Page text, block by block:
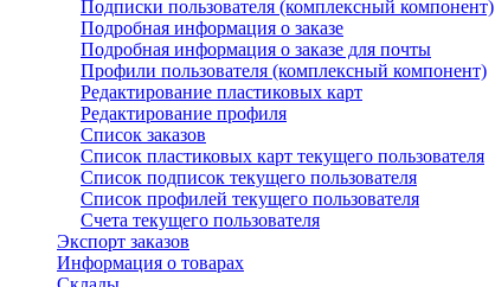
Подписки пользователя (комплексный компонент)
Подробная информация о заказе
Подробная информация о заказе для почты
Профили пользователя (комплексный компонент)
Редактирование пластиковых карт
Редактирование профиля
Список заказов
Список пластиковых карт текущего пользователя
Список подписок текущего пользователя
Список профилей текущего пользователя
Счета текущего пользователя
Экспорт заказов
Информация о товарах